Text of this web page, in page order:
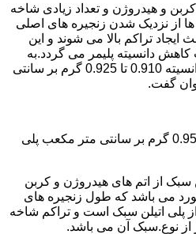
و هیدروژن و تعداد زیادی شاخه
از نزدیک شدن زنجیره های اصلی
ایجاد تراکم بالا می شوند و این
دانسیته پلیمر می گردد.به
طور کلی به پلی اتیلن های با دانسیته 0.910 تا 0.925 گرم بر سانتی
گفت.
پلی اتیلن با دانسیته 0.941 تا 0.959 گرم بر سانتی متر مکعب پلی
سبک از اتم های هیدروژن و کربن
می باشد که طول زنجیره های
۵۰ بار بلندتر از پلی اتیلن سبک است و تراکم شاخه
از نوع.سبک آن می باشد.